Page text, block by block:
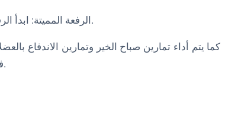
- الرفعة المميتة: ابدأ الرفع من الدبابيس بدلاً من الأرض لتركيز القوة من على الأرض.
فوق الرأس والعديد من التمارين الأخرى بانتظام داخل الحامل.